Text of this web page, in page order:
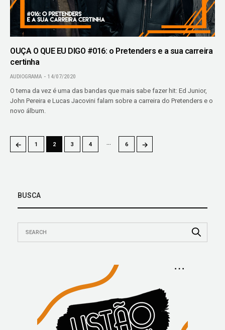
OUÇA O QUE EU DIGO #016: o Pretenders e a sua carreira
certinha
AUDIOGRAMA 14/07/2020
O tema da vez é uma das bandas que mais sabe fazer hit: Ed Junior,
John Pereira e Lucas Jacovini falam sobre a carreira do Pretenders e o
novo álbum.
← 1 2 3 4 … 6 →
BUSCA